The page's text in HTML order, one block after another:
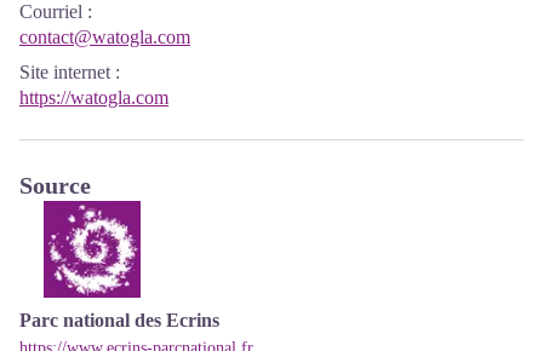
Courriel :
contact@watogla.com
Site internet :
https://watogla.com
Source
Parc national des Ecrins